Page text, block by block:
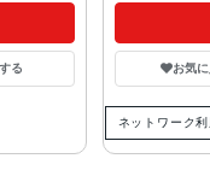
る お気に
ネットワーク